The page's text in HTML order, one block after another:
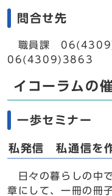
問合せ先
職員課
06(4309)3863
イコーラムの
一歩セミナー
私発信 私通信を
日々の暮らしの中
章にして、一冊の冊